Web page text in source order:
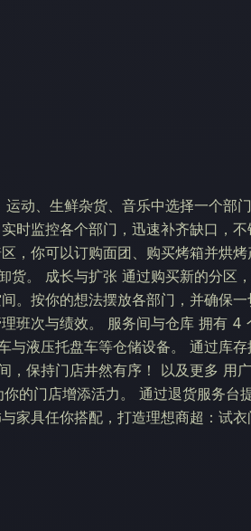
动、生鲜杂货、音乐中选择一个部
时监控各个部门，迅速补齐缺口，
，你可以订购面团、购买烤箱并烘
货。 成长与扩张 通过购买新的分区
。按你的想法摆放各部门，并确保
班次与绩效。 服务间与仓库 拥有 4
与液压托盘车等仓储设备。 通过库
，保持门店井然有序！ 以及更多 用
的门店增添活力。 通过退货服务台
家具任你搭配，打造理想商超：试